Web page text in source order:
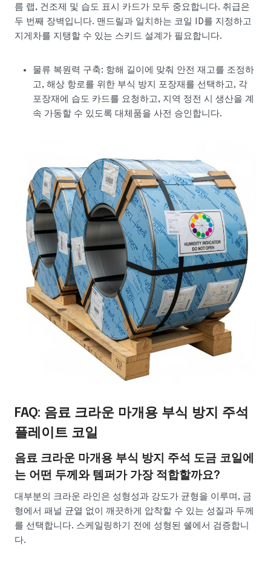
름 랩, 건조제 및 습도 표시 카드가 모두 중요합니다. 취급은
두 번째 장벽입니다. 맨드릴과 일치하는 코일 ID를 지정하고
지게차를 지탱할 수 있는 스키드 설계가 필요합니다.
물류 복원력 구축: 항해 길이에 맞춰 안전 재고를 조정하
고, 해상 항로를 위한 부식 방지 포장재를 선택하고, 각
포장재에 습도 카드를 요청하고, 지역 정전 시 생산을 계
속 가동할 수 있도록 대체품을 사전 승인합니다.
FAQ: 음료 크라운 마개용 부식 방지 주석
플레이트 코일
음료 크라운 마개용 부식 방지 주석 도금 코일에
는 어떤 두께와 템퍼가 가장 적합할까요?
대부분의 크라운 라인은 성형성과 강도가 균형을 이루며, 금
형에서 패널 균열 없이 깨끗하게 압착할 수 있는 성질과 두께
를 선택합니다. 스케일링하기 전에 성형된 쉘에서 검증합니
다.